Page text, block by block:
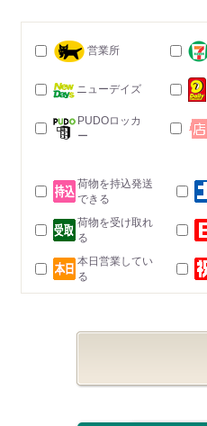
営業所
ニューデイズ
PUDOロッカ
ー
荷物を持込発送
できる
荷物を受け取れ
る
本日営業してい
る